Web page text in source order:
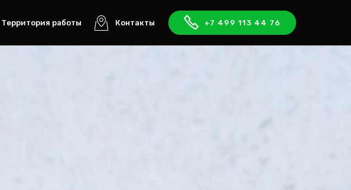
Территория работы Контакты +7 499 113 44 76